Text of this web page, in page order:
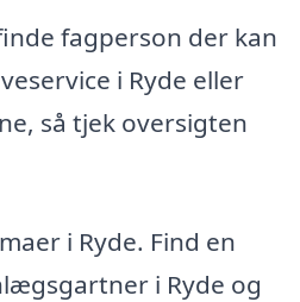
fagperson der kan
i Ryde eller
så tjek oversigten
i Ryde. Find en
i Ryde og